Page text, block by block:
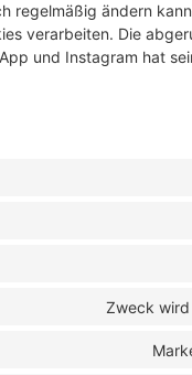
regelmäßig ändern
verarbeiten. Die
und Instagram hat
Zweck